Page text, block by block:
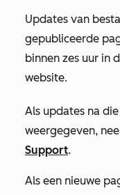
Updates van
gepubliceerde
binnen zes uur in
website.
Als updates na
weergegeven,
Support.
Als een nieuwe